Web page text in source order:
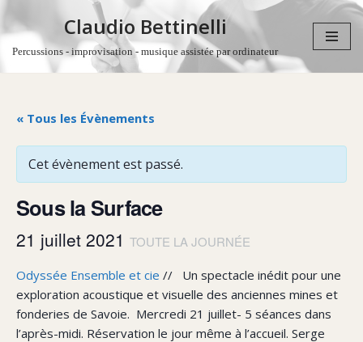
Aller
Claudio Bettinelli
Percussions - improvisation - musique assistée par ordinateur
« Tous les Évènements
Cet évènement est passé.
Sous la Surface
21 juillet 2021 TOUTE LA JOURNÉE
Odyssée Ensemble et cie // Un spectacle inédit pour une
exploration acoustique et visuelle des anciennes mines et
fonderies de Savoie. Mercredi 21 juillet- 5 séances dans
l’après-midi. Réservation le jour même à l’accueil. Serge